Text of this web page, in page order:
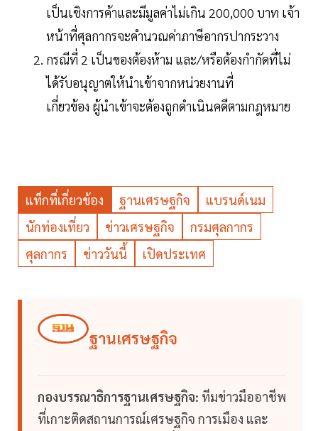
เป็นเชิงการค้าและมีมูลค่าไม่เกิน 200,000 บาท เจ้า
หน้าที่ศุลกากรจะคำนวณค่าภาษีอากรปากระวาง
กรณีที่ 2 เป็นของต้องห้าม และ/หรือต้องกำกัดที่ไม่
ได้รับอนุญาตให้นำเข้าจากหน่วยงานที่
เกี่ยวข้อง ผู้นำเข้าจะต้องถูกดำเนินคดีตามกฎหมาย
แท็กที่เกี่ยวข้อง ฐานเศรษฐกิจ
แบรนด์เนม
นักท่องเที่ยว
ข่าวเศรษฐกิจ
กรมศุลกากร
ศุลกากร
ข่าววันนี้ เปิดประเทศ
ฐานเศรษฐกิจ
กองบรรณาธิการฐานเศรษฐกิจ: ทีมข่าวมืออาชีพ
ที่เกาะติดสถานการณ์เศรษฐกิจ การเมือง และ